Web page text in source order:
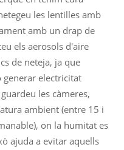
les lentilles amb
amb un drap de
els aerosols d'aire
de neteja, ja que
electricitat
les càmeres,
ambient (entre 15 i
on la humitat es
ajuda a evitar aquells